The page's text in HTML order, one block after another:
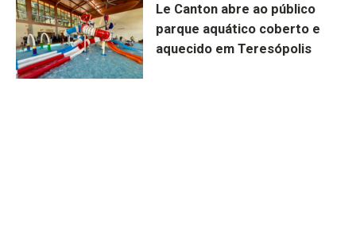
Le Canton abre ao público
parque aquático coberto e
aquecido em Teresópolis